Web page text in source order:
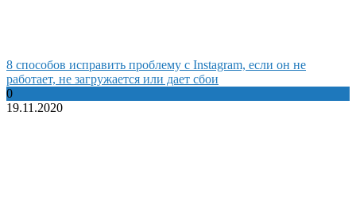
8 способов исправить проблему с Instagram, если он не
работает, не загружается или дает сбои
0
19.11.2020